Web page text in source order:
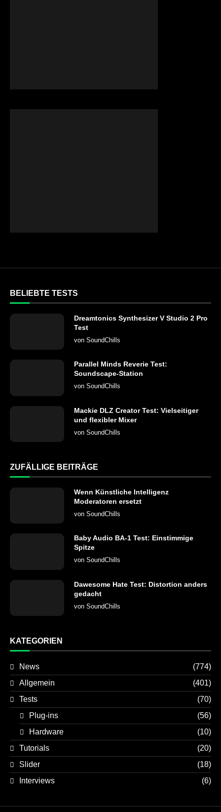
BELIEBTE TESTS
Dreamtonics Synthesizer V Studio 2 Pro
Test
von SoundChills
Parallel Minds Reverie Test:
Soundscape-Station
von SoundChills
Mackie DLZ Creator Test: Vielseitiger
und flexibler Mixer
von SoundChills
ZUFÄLLIGE BEITRÄGE
Wenn Künstliche Intelligenz
Moderatoren ersetzt
von SoundChills
Baby Audio BA-1 Test: Einstimmige
Spitze
von SoundChills
Dawesome Hate Test: Distortion anders
gedacht
von SoundChills
KATEGORIEN
News
(774)
Allgemein
(401)
Tests
(70)
Plug-ins
(56)
Hardware
(10)
Tutorials
(20)
Slider
(18)
Interviews
(6)